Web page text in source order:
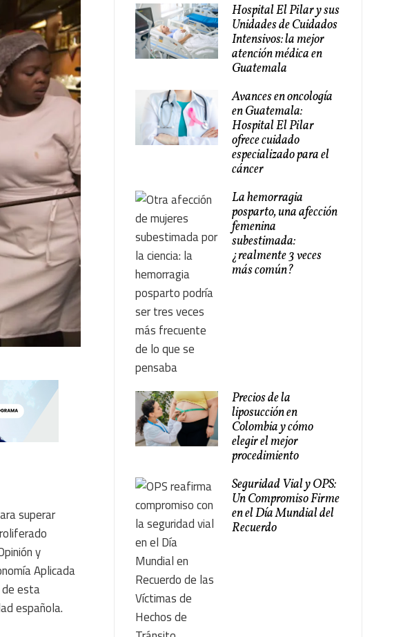
superar
y
Aplicada
de esta
española.
Hospital El Pilar y sus
Unidades de Cuidados
Intensivos: la mejor
atención médica en
Guatemala
Avances en oncología
en Guatemala:
Hospital El Pilar
ofrece cuidado
especializado para el
cáncer
La hemorragia
posparto, una afección
femenina
subestimada:
¿realmente 3 veces
más común?
Precios de la
liposucción en
Colombia y cómo
elegir el mejor
procedimiento
Seguridad Vial y OPS:
Un Compromiso Firme
en el Día Mundial del
Recuerdo